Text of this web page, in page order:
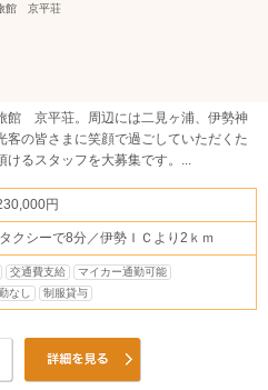
館 京平荘
館 京平荘。周辺には二見ヶ浦、伊勢神
の皆さまに笑顔で過ごしていただくた
けるスタッフを大募集です。...
円
クシーで8分／伊勢ＩＣより2ｋｍ
交通費支給
マイカー通勤可能
なし 制服貸与